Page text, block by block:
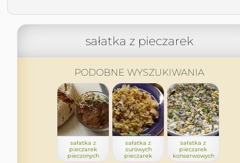
sałatka z pieczarek
PODOBNE WYSZUKIWANIA
sałatka z
pieczarek
pieczonych
sałatka z
surowych
pieczarek
sałatka z
pieczarek
konserwowych